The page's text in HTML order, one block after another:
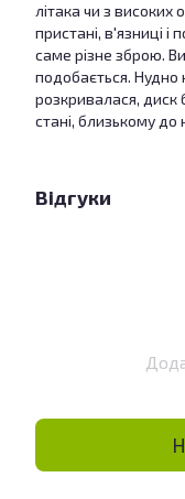
літака чи з високих
пристані, в'язниці і
саме різне зброю.
подобається. Нудно
розкривалася, диск
стані, близькому до
Відгуки